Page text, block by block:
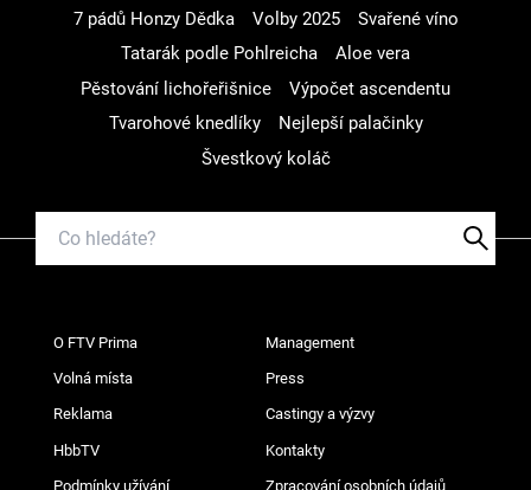
7 pádů Honzy Dědka
Volby 2025
Svařené víno
Tatarák podle Pohlreicha
Aloe vera
Pěstování lichořeřišnice
Výpočet ascendentu
Tvarohové knedlíky
Nejlepší palačinky
Švestkový koláč
O FTV Prima Management
Volná místa Press
Reklama Castingy a výzvy
HbbTV Kontakty
Podmínky užívání Zpracování osobních údajů